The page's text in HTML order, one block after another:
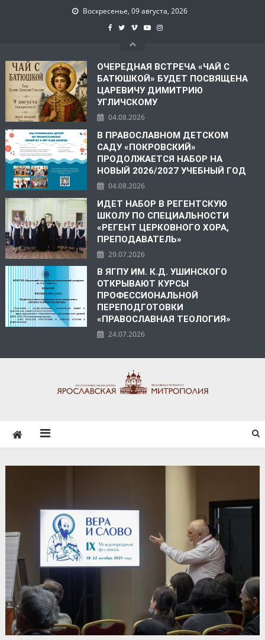
Воскресенье, 09 августа, 2026
ОЧЕРЕДНАЯ ВСТРЕЧА «ЧАЙ С
БАТЮШКОЙ» БУДЕТ ПОСВЯЩЕНА
ЦАРЕВИЧУ ДИМИТРИЮ
УГЛИЧСКОМУ
04.08.2026
В ПРАВОСЛАВНОМ ДЕТСКОМ
САДУ «ПОКРОВСКИЙ»
ПРОДОЛЖАЕТСЯ НАБОР НА
НОВЫЙ 2026/2027 УЧЕБНЫЙ ГОД
04.08.2026
ИДЕТ НАБОР В РЕГЕНТСКУЮ
ШКОЛУ ПО СПЕЦИАЛЬНОСТИ
«РЕГЕНТ ЦЕРКОВНОГО ХОРА,
ПРЕПОДАВАТЕЛЬ»
29.07.2026
В ЯГПУ ИМ. К.Д. УШИНСКОГО
ОТКРЫВАЮТ КУРСЫ
ПРОФЕССИОНАЛЬНОЙ
ПЕРЕПОДГОТОВКИ
«ПРАВОСЛАВНАЯ ТЕОЛОГИЯ»
24.07.2026